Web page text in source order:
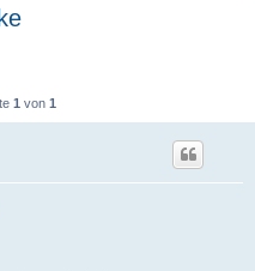
1 von 1